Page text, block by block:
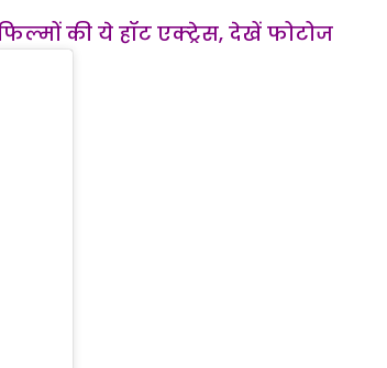
की ये हॉट एक्ट्रेस, देखें फोटोज